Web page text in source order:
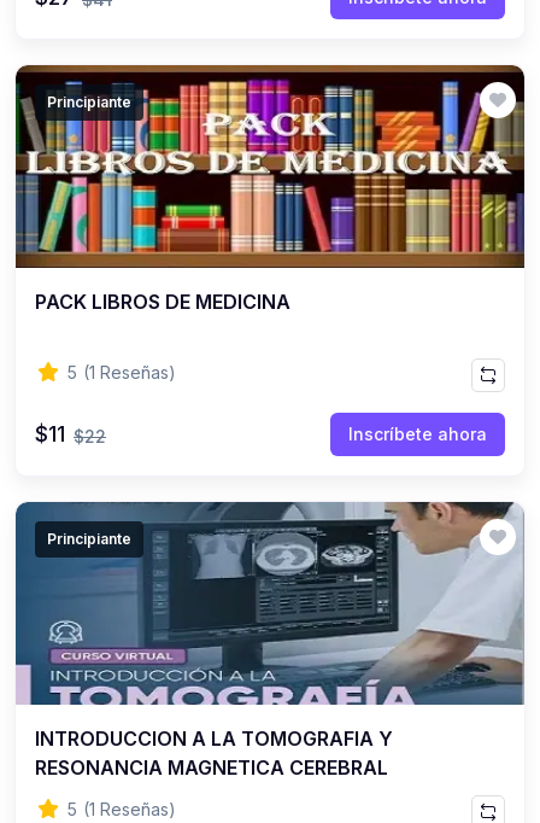
Ciencia (0)
Tecnología (0)
Humanidades (0)
Viajes, naturaleza y cultura (0)
13. PELÍCULAS (0)
Casos de la Vida Real
(0)
Mix Personales (0)
Carnavales (0)
Criollas (0)
Principiante
PACK LIBROS DE MEDICINA
5 (1 Reseñas)
$11 $22 Inscríbete ahora
Principiante
INTRODUCCION A LA TOMOGRAFIA Y
RESONANCIA MAGNETICA CEREBRAL
5 (1 Reseñas)